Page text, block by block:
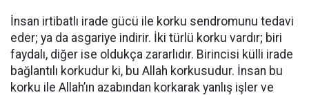
İnsan irtibatlı irade gücü ile korku sendromunu tedavi
eder; ya da asgariye indirir. İki türlü korku vardır; biri
faydalı, diğer ise oldukça zararlıdır. Birincisi külli irade
bağlantılı korkudur ki, bu Allah korkusudur. İnsan bu
korku ile Allah’ın azabından korkarak yanlış işler ve